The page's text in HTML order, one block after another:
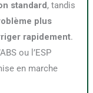
standard, tandis
plus
rapidement.
ou l’ESP
en marche